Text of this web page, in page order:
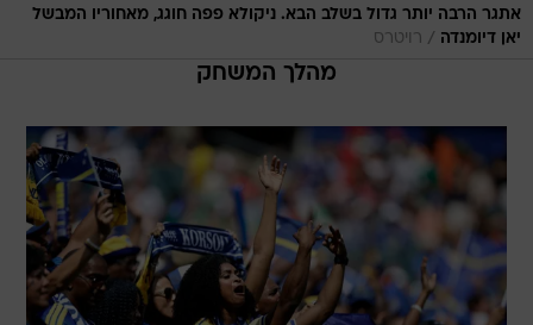
אתגר הרבה יותר גדול בשלב הבא. ניקולא פפה חוגג, מאחוריו המבשל
יאן דיומנדה / רויטרס
מהלך המשחק